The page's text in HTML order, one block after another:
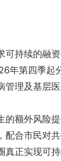
持续的融
第四季起
理及基层医
额外风险
合市民对
正实现可持